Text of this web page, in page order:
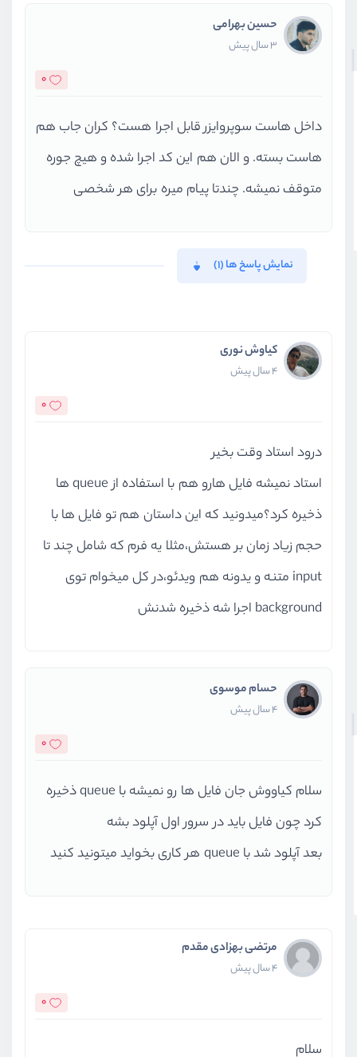
حسین بهرامی
3 سال پیش
0
داخل هاست سوپروایزر قابل اجرا هست؟ کران جاب هم
هاست بسته. و الان هم این کد اجرا شده و هیچ جوره
متوقف نمیشه. چندتا پیام میره برای هر شخصی
نمایش پاسخ ها (1)
کیاوش نوری
4 سال پیش
0
درود استاد وقت بخیر
استاد نمیشه فایل هارو هم با استفاده از queue ها
ذخیره کرد؟میدونید که این داستان هم تو فایل ها با
حجم زیاد زمان بر هستش،مثلا یه فرم که شامل چند تا
input متنه و یدونه هم ویدئو،در کل میخوام توی
background اجرا شه ذخیره شدنش
حسام موسوی
4 سال پیش
0
سلام کیاووش جان فایل ها رو نمیشه با queue ذخیره
کرد چون فایل باید در سرور اول آپلود بشه
بعد آپلود شد با queue هر کاری بخواید میتونید کنید
مرتضی بهزادی مقدم
4 سال پیش
0
سلام